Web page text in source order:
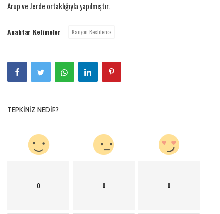
Arup ve Jerde ortaklığıyla yapılmıştır.
Anahtar Kelimeler Kanyon Residence
TEPKINIZ NEDIR?
0 0 0